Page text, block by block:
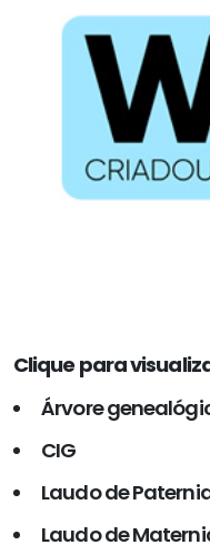
Clique para
Árvore
CIG
Laudo de
Laudo de